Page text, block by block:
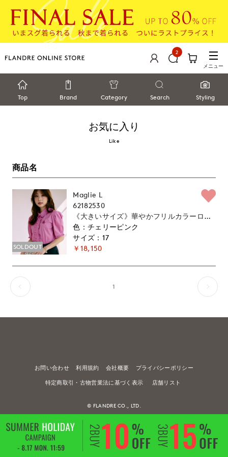
2
メニュー
Top Brand Category Search Styling
お気に入り
Like
商品名
SOLDOUT
Maglie L
62182530
《大きいサイズ》華やかフリルカラーロゴ
刺繍ブラウス《M Maglie le cassetto×冨張
愛》
チェリーピンク
17
￥18,150
1
お問い合わせ 利用規約 会社概要 プライバシーポリシー
特定商取引・古物営業法に基づく表示 店舗リスト
© FLANDRE CO., LTD.